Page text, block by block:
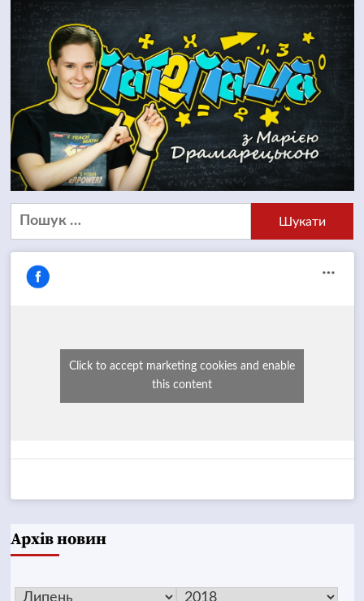
Пошук:
Click to accept marketing cookies and enable
this content
Архів новин